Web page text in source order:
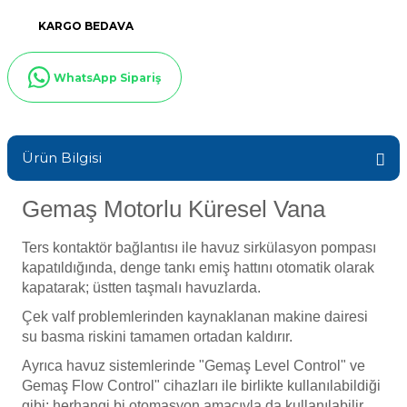
Wtr Havuz
Ayak Dezenfektanı
e Pool Expert
Havuz Isıtma
Havuz Elektrik
Bahçe Süs Havuzu
KARGO BEDAVA
WhatsApp Sipariş
Ürün Bilgisi
Gemaş Motorlu Küresel Vana
Ters kontaktör bağlantısı ile havuz sirkülasyon pompası
kapatıldığında, denge tankı emiş hattını otomatik olarak
kapatarak; üstten taşmalı havuzlarda.
Çek valf problemlerinden kaynaklanan makine dairesi
su basma riskini tamamen ortadan kaldırır.
Ayrıca havuz sistemlerinde "Gemaş Level Control" ve
Gemaş Flow Control" cihazları ile birlikte kullanılabildiği